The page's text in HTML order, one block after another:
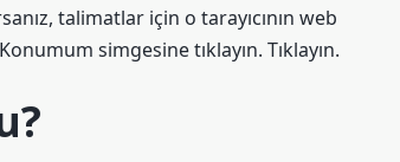
talimatlar için o tarayıcının web
simgesine tıklayın. Tıklayın.